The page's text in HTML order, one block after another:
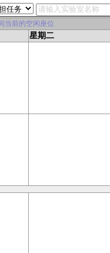
当前的空闲座位
星期二